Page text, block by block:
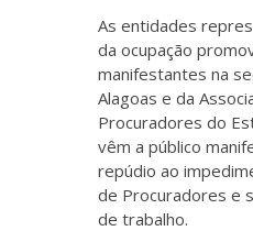
As entidades
da ocupação
manifestantes na
Alagoas e da
Procuradores do
vêm a público
repúdio ao
de Procuradores e
de trabalho.